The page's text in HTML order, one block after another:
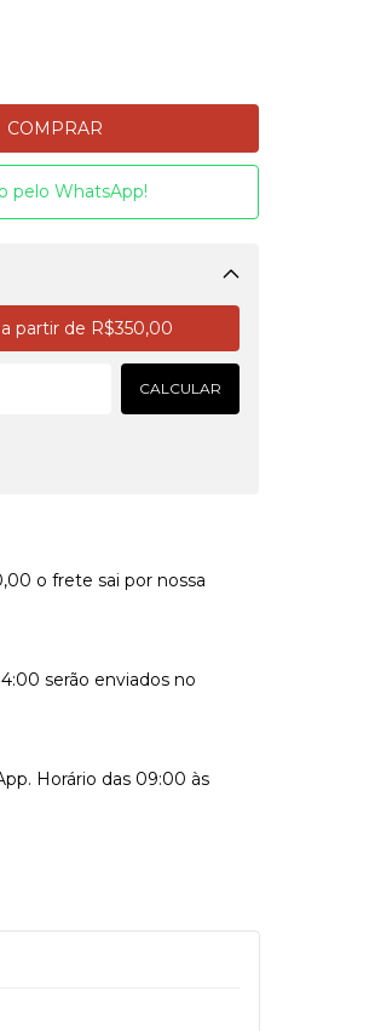
pelo WhatsApp!
partir de R$350,00
CALCULAR
o frete sai por nossa
serão enviados no
Horário das 09:00 às